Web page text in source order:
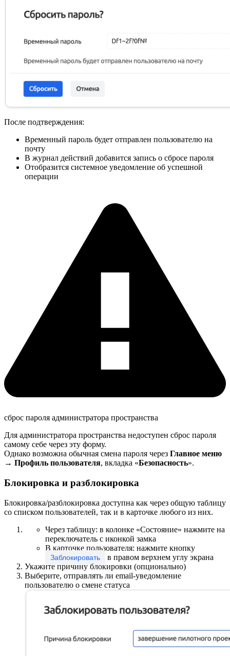
После подтверждения:
Временный пароль будет отправлен пользователю на
почту
В журнал действий добавится запись о сбросе пароля
Отобразится системное уведомление об успешной
операции
сброс пароля администратора пространства
Для администратора пространства недоступен сброс пароля
самому себе через эту форму.
Однако возможна обычная смена пароля через Главное меню
→ Профиль пользователя, вкладка «Безопасность».
Блокировка и разблокировка
Блокировка/разблокировка доступна как через общую таблицу
со списком пользователей, так и в карточке любого из них.
Через таблицу: в колонке «Состояние» нажмите на
переключатель с иконкой замка
В карточке пользователя: нажмите кнопку
Заблокировать
в правом верхнем углу экрана
Укажите причину блокировки (опционально)
Выберите, отправлять ли email-уведомление
пользователю о смене статуса